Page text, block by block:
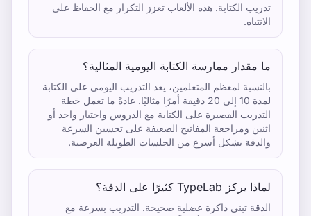
تدريب الكتابة. هذه الألعاب تعزز التكرار مع الحفاظ على
الانتباه.
ما مقدار ممارسة الكتابة اليومية المثالية؟
بالنسبة لمعظم المتعلمين، يعد التدريب اليومي على الكتابة
لمدة 10 إلى 20 دقيقة أمرًا مثاليًا. عادةً ما تعمل خطة
التدريب القصيرة على الكتابة مع الدروس واختبار واحد أو
اثنين ومراجعة المفاتيح الضعيفة على تحسين السرعة
والدقة بشكل أسرع من الجلسات الطويلة العرضية.
لماذا يركز TypeLab كثيرًا على الدقة؟
الدقة تبني ذاكرة عضلية صحيحة. التدريب بسرعة مع